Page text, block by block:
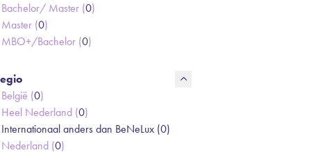
Bachelor/ Master (0)
Master (0)
MBO+/Bachelor (0)
België (0)
Heel Nederland (0)
Internationaal anders dan BeNeLux (0)
Nederland (0)